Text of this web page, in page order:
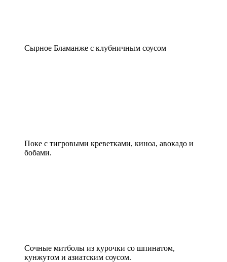
Сырное Бламанже с клубничным соусом
Поке с тигровыми креветками, киноа, авокадо и
бобами.
Сочные митболы из курочки со шпинатом,
кунжутом и азиатским соусом.